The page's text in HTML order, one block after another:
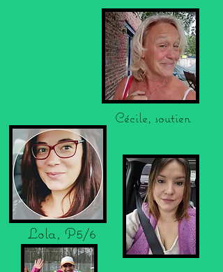
Cécile, soutien
Lola, P5/6